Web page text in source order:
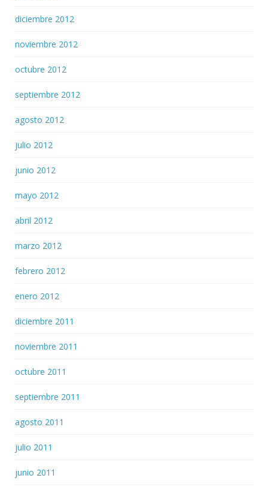
diciembre 2012
noviembre 2012
octubre 2012
septiembre 2012
agosto 2012
julio 2012
junio 2012
mayo 2012
abril 2012
marzo 2012
febrero 2012
enero 2012
diciembre 2011
noviembre 2011
octubre 2011
septiembre 2011
agosto 2011
julio 2011
junio 2011